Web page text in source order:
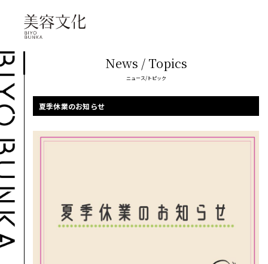
News / Topics
ニュース/トピック
夏季休業のお知らせ